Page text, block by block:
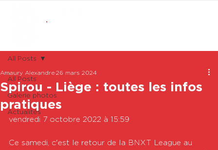
All Posts
Galerie photos
Actualités
All Posts
Spirou - Liège : toutes les infos
pratiques
Amaury Alexandre 26 mars 2024
vendredi 7 octobre 2022 à 15:59
Ce samedi, c'est le retour de la BNXT League au